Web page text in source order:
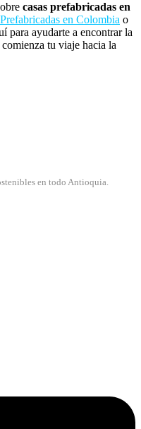
casas prefabricadas en
en Colombia o
para ayudarte a encontrar la
comienza tu viaje hacia la
en todo Antioquia.